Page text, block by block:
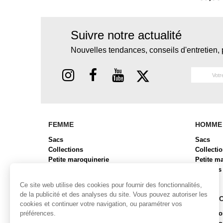
Suivre notre actualité
Nouvelles tendances, conseils
FEMME
Sacs
Collections
Petite maroquinerie
HOMME
Sacs
Petite
Bagages
COLLECTIONS FEMME
Collection ALBA
Ce site web utilise des cookies pour fournir des fonctionnalités,
de la publicité et des analyses du site. Vous pouvez autoriser les
cookies et continuer votre navigation, ou paramétrer vos
préférences.